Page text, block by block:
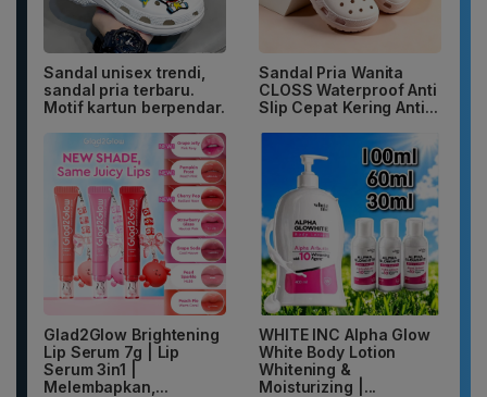
Sandal unisex trendi,
sandal pria terbaru.
Motif kartun berpendar.
Sandal Pria Wanita
CLOSS Waterproof Anti
Slip Cepat Kering Anti...
Glad2Glow Brightening
Lip Serum 7g | Lip
Serum 3in1 |
Melembapkan,...
WHITE INC Alpha Glow
White Body Lotion
Whitening &
Moisturizing |...